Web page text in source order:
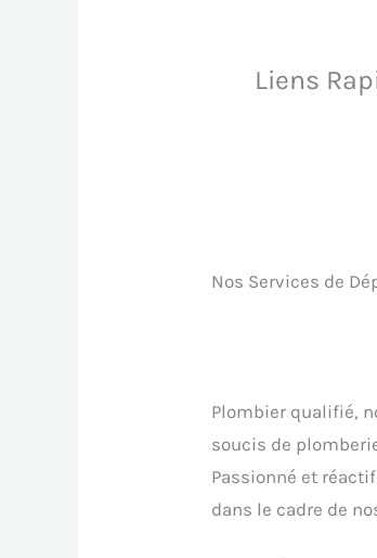
Liens
Nos Services de
Plombier qualifié,
soucis de
Passionné et
dans le cadre de